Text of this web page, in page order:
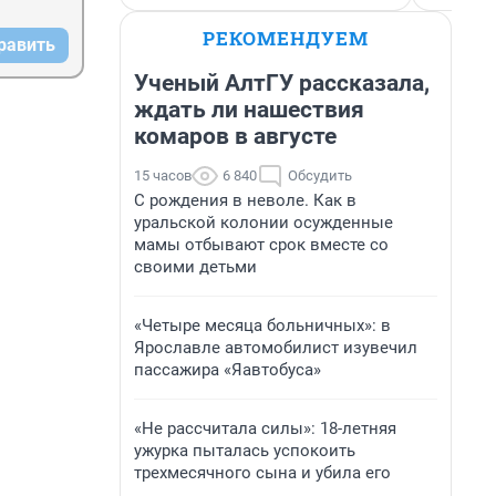
РЕКОМЕНДУЕМ
Ученый АлтГУ рассказала,
ждать ли нашествия
комаров в августе
15 часов 6 840 Обсудить
С рождения в неволе. Как в
уральской колонии осужденные
мамы отбывают срок вместе со
своими детьми
«Четыре месяца больничных»: в
Ярославле автомобилист изувечил
пассажира «Яавтобуса»
«Не рассчитала силы»: 18-летняя
ужурка пыталась успокоить
трехмесячного сына и убила его